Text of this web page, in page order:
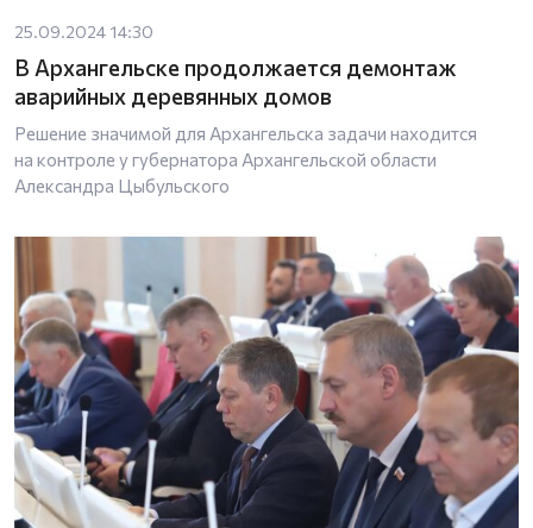
25.09.2024 14:30
В Архангельске продолжается демонтаж
аварийных деревянных домов
Решение значимой для Архангельска задачи находится
на контроле у губернатора Архангельской области
Александра Цыбульского